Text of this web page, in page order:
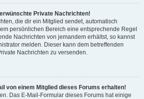
Private Nachrichten!
die dir ein Mitglied sendet, automatisch
persönlichen Bereich eine entsprechende Regel
Nachrichten von jemandem erhältst, so kannst
melden. Dieser kann dem betreffenden
Nachrichten zu versenden.
von einem Mitglied dieses Forums erhalten!
Das E-Mail-Formular dieses Forums hat einige